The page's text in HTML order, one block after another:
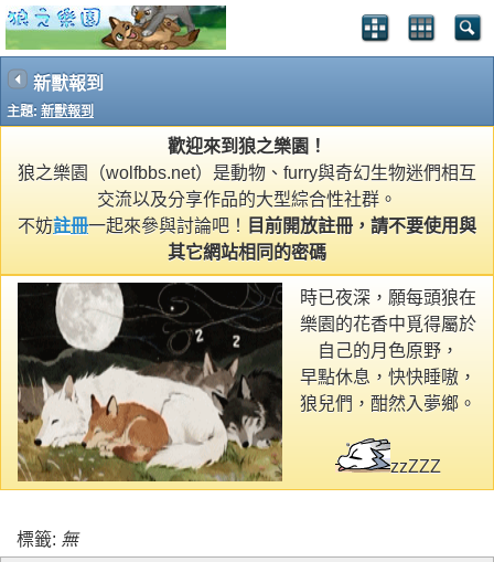
新獸報到
主題: 新獸報到
歡迎來到狼之樂園！
狼之樂園（wolfbbs.net）是動物、furry與奇幻生物迷們相互
交流以及分享作品的大型綜合性社群。
不妨註冊一起來參與討論吧！
目前開放註冊，請不要使用與
其它網站相同的密碼
時已夜深，願每頭狼在
樂園的花香中覓得屬於
自己的月色原野，
早點休息，快快睡嗷，
狼兒們，酣然入夢鄉。
zzZZZ
標籤: 無